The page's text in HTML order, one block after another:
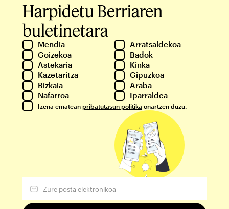
Harpidetu Berriaren
buletinetara
Mendia
Arratsaldekoa
Goizekoa
Badok
Astekaria
Kinka
Kazetaritza
Gipuzkoa
Bizkaia
Araba
Nafarroa
Iparraldea
Izena ematean pribatutasun politika onartzen duzu.